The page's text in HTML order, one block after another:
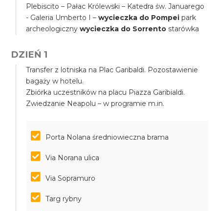
Plebiscito – Pałac Królewski – Katedra św. Januarego
- Galeria Umberto I –wycieczka do Pompeipark
archeologicznywycieczka do Sorrento starówka
DZIEŃ 1
Transfer z lotniska na Plac Garibaldi. Pozostawienie
bagaży w hotelu.
Zbiórka uczestników na placu Piazza Garibialdi.
Zwiedzanie Neapolu – w programie m.in.
Porta Nolana średniowieczna brama
Via Norana ulica
Via Sopramuro
Targ rybny